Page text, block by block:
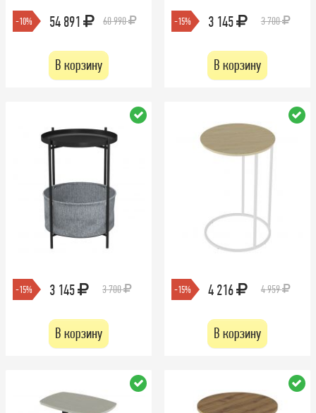
-10% 54 891 60 990
В корзину
-15% 3 145 3 700
В корзину
-15% 3 145 3 700
В корзину
-15% 4 216 4 959
В корзину